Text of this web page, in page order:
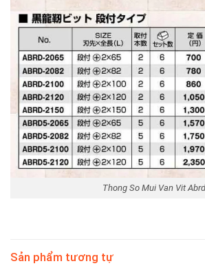
Thong So Mui Van Vit Abrd
Sản phẩm tương tự